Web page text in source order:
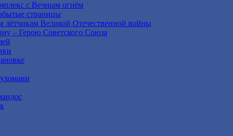
с Вечным огнём
страницы
лётчикам Великой Отечественной войны
– Герою Советского Союза